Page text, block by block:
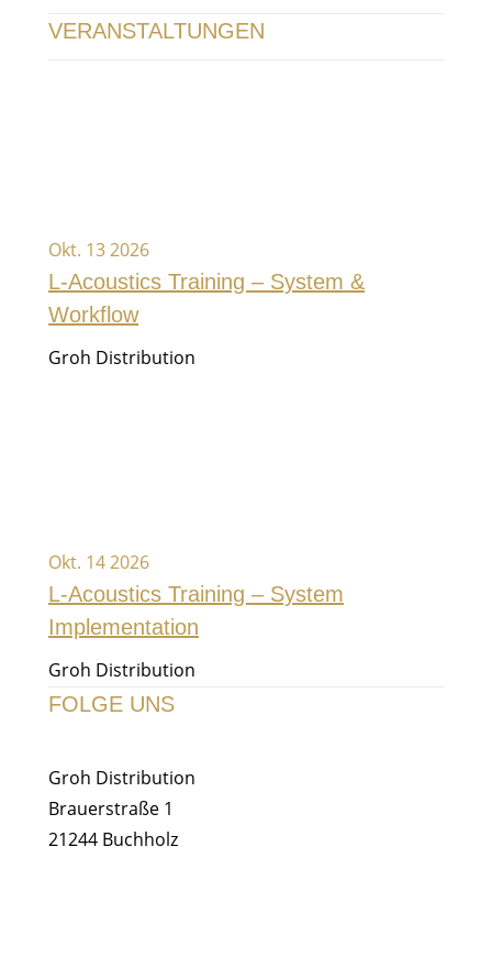
VERANSTALTUNGEN
Okt. 13 2026
L-Acoustics Training – System &
Workflow
Groh Distribution
Okt. 14 2026
L-Acoustics Training – System
Implementation
Groh Distribution
FOLGE UNS
Groh Distribution
Brauerstraße 1
21244 Buchholz